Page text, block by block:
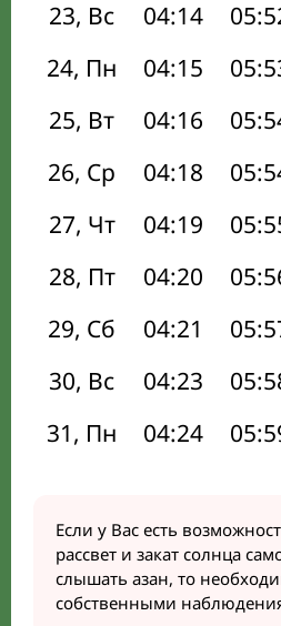
23, Вс
04:14
24, Пн
04:15
25, Вт
04:16
26, Ср
04:18
27, Чт
04:19
28, Пт
04:20
29, Сб
04:21
30, Вс
04:23
31, Пн
04:24
Если у Вас есть
рассвет и закат солнца
слышать азан, то
собственными